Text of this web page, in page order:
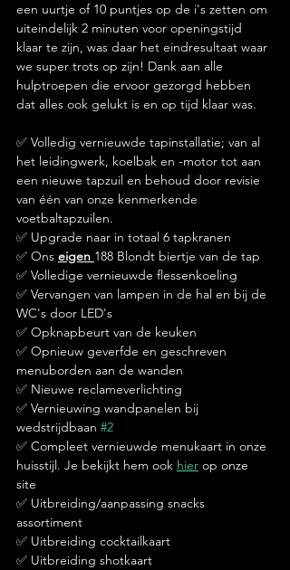
een uurtje of 10 puntjes op de i's zetten om
uiteindelijk 2 minuten voor openingstijd
klaar te zijn, was daar het eindresultaat waar
we super trots op zijn! Dank aan alle
hulptroepen die ervoor gezorgd hebben
dat alles ook gelukt is en op tijd klaar was.
✅️ Volledig vernieuwde tapinstallatie; van al
het leidingwerk, koelbak en -motor tot aan
een nieuwe tapzuil en behoud door revisie
van één van onze kenmerkende
voetbaltapzuilen.
✅️ Upgrade naar in totaal 6 tapkranen
✅️ Ons eigen 188 Blondt biertje van de tap
✅️ Volledige vernieuwde flessenkoeling
✅️ Vervangen van lampen in de hal en bij de
WC's door LED's
✅️ Opknapbeurt van de keuken
✅️ Opnieuw geverfde en geschreven
menuborden aan de wanden
✅️ Nieuwe reclameverlichting
✅️ Vernieuwing wandpanelen bij
wedstrijdbaan #2
✅️ Compleet vernieuwde menukaart in onze
huisstijl. Je bekijkt hem ook hier op onze
site
✅️ Uitbreiding/aanpassing snacks
assortiment
✅️ Uitbreiding cocktailkaart
✅️ Uitbreiding shotkaart